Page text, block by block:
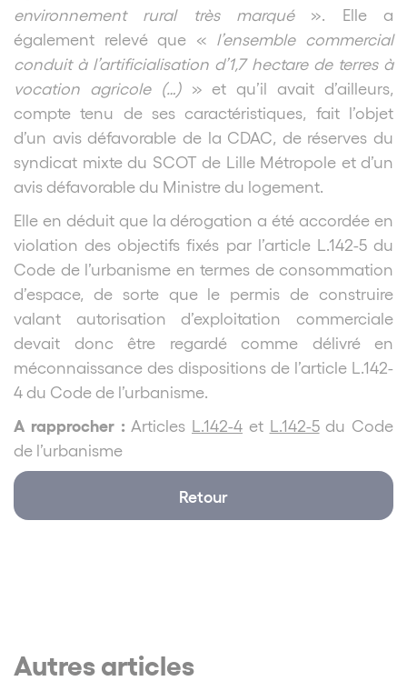
environnement rural très marqué». Elle a
également relevé que « l’ensemble commercial
conduit à l’artificialisation d’1,7 hectare de terres à
vocation agricole (…)» et qu’il avait d’ailleurs,
compte tenu de ses caractéristiques, fait l’objet
d’un avis défavorable de la CDAC, de réserves du
syndicat mixte du SCOT de Lille Métropole et d’un
avis défavorable du Ministre du logement.
Elle en déduit que la dérogation a été accordée en
violation des objectifs fixés par l’article L.142-5 du
Code de l’urbanisme en termes de consommation
d’espace, de sorte que le permis de construire
valant autorisation d’exploitation commerciale
devait donc être regardé comme délivré en
méconnaissance des dispositions de l’article L.142-
4 du Code de l’urbanisme.
A rapprocher : Articles L.142-4 et L.142-5du Code
de l’urbanisme
Retour
Autres articles